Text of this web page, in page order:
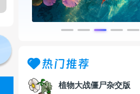
热门推荐
植物大战僵尸杂交版